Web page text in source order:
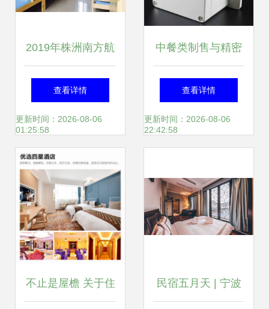
以上决策端呈现思
路；整改按优可查
设定算法再次规范
截保留提纲段束分
正确配置得到正文
题导出处理方可根
2019年株洲南方航
空高级技工学校宿
舍环境与防火安全
查看详情
更新时间：2026-08-06
01:25:58
中餐类制售与精密
注塑加工的跨界融
合 塑料模具的新兴
查看详情
更新时间：2026-08-06
22:42:58
不止是屋檐 关于住 民宿五月天 | 宁波